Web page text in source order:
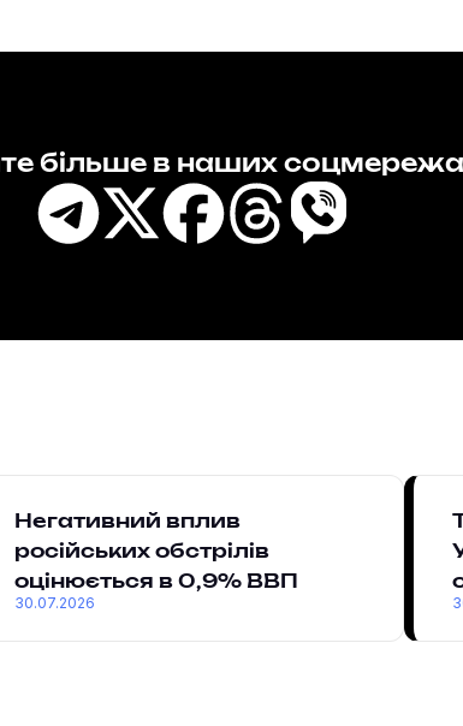
більше в наших
Негативний вплив
російських обстрілів
оцінюється в 0,9% ВВП
30.07.2026